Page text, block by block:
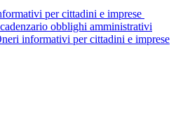
per cittadini e imprese
obblighi amministrativi
informativi per cittadini e imprese